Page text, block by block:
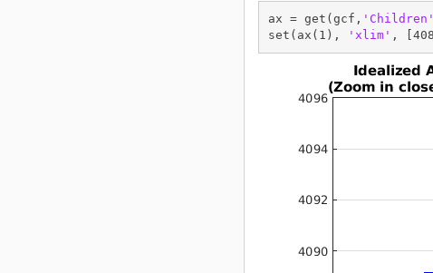
ax = get(gcf, 'Children'
set(ax(1),
'xlim'